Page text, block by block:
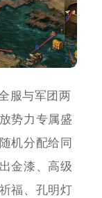
服与军团两
势力专属盛
机分配给同
金漆、高级
福、孔明灯